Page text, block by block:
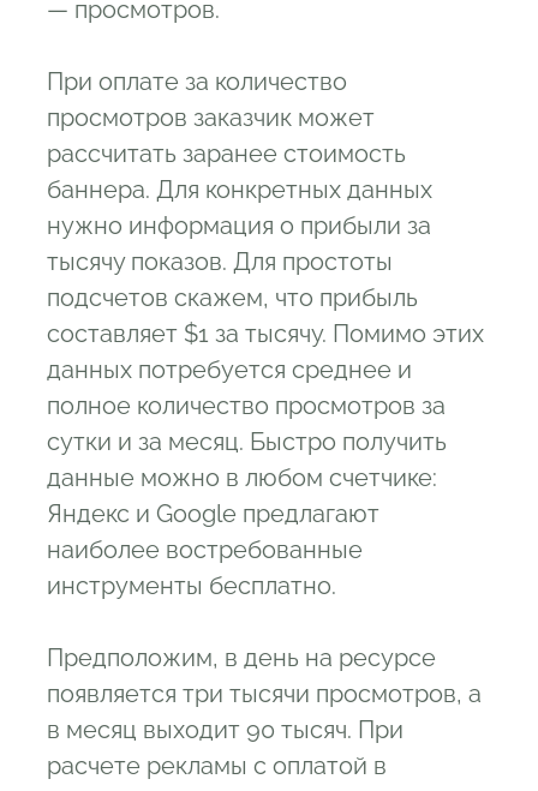
— просмотров.
При оплате за количество
просмотров заказчик может
рассчитать заранее стоимость
баннера. Для конкретных данных
нужно информация о прибыли за
тысячу показов. Для простоты
подсчетов скажем, что прибыль
составляет $1 за тысячу. Помимо этих
данных потребуется среднее и
полное количество просмотров за
сутки и за месяц. Быстро получить
данные можно в любом счетчике:
Яндекс и Google предлагают
наиболее востребованные
инструменты бесплатно.
Предположим, в день на ресурсе
появляется три тысячи просмотров, а
в месяц выходит 90 тысяч. При
расчете рекламы с оплатой в